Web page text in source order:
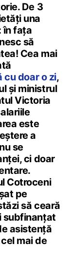
De 3
una
în fața
să
Cea mai
cu doar o zi,
și ministrul
Victoria
este
a
se
ci doar
Cotroceni
pe
să ceară
subfinanțat
asistență
mai de